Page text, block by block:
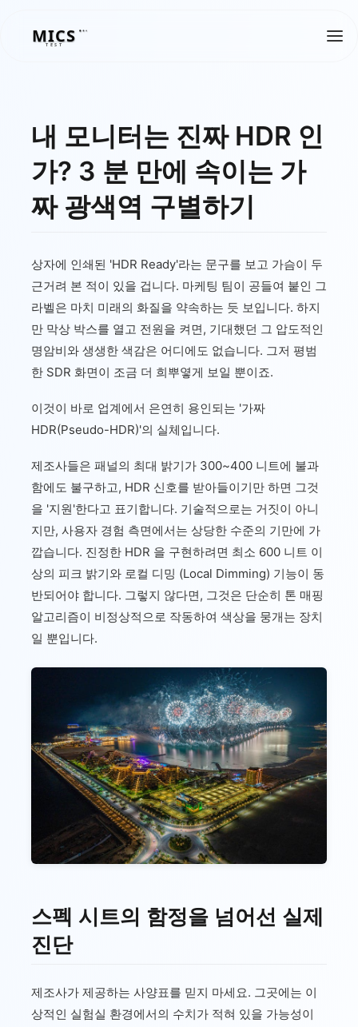
MICS
MICS
TEST
내 모니터는 진짜 HDR 인
가? 3 분 만에 속이는 가
짜 광색역 구별하기
상자에 인쇄된 'HDR Ready'라는 문구를 보고 가슴이 두
근거려 본 적이 있을 겁니다. 마케팅 팀이 공들여 붙인 그
라벨은 마치 미래의 화질을 약속하는 듯 보입니다. 하지
만 막상 박스를 열고 전원을 켜면, 기대했던 그 압도적인
명암비와 생생한 색감은 어디에도 없습니다. 그저 평범
한 SDR 화면이 조금 더 희뿌옇게 보일 뿐이죠.
이것이 바로 업계에서 은연히 용인되는 '가짜
HDR(Pseudo-HDR)'의 실체입니다.
제조사들은 패널의 최대 밝기가 300~400 니트에 불과
함에도 불구하고, HDR 신호를 받아들이기만 하면 그것
을 '지원'한다고 표기합니다. 기술적으로는 거짓이 아니
지만, 사용자 경험 측면에서는 상당한 수준의 기만에 가
깝습니다. 진정한 HDR 을 구현하려면 최소 600 니트 이
상의 피크 밝기와 로컬 디밍 (Local Dimming) 기능이 동
반되어야 합니다. 그렇지 않다면, 그것은 단순히 톤 매핑
알고리즘이 비정상적으로 작동하여 색상을 뭉개는 장치
일 뿐입니다.
스펙 시트의 함정을 넘어선 실제
진단
제조사가 제공하는 사양표를 믿지 마세요. 그곳에는 이
상적인 실험실 환경에서의 수치가 적혀 있을 가능성이